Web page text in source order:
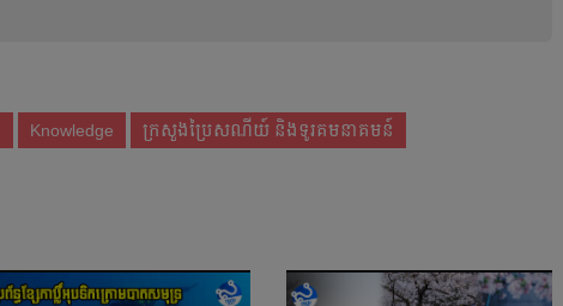
Knowledge ក្រសួងប្រៃសណីយ៍ និងទូរគមនាគមន៍